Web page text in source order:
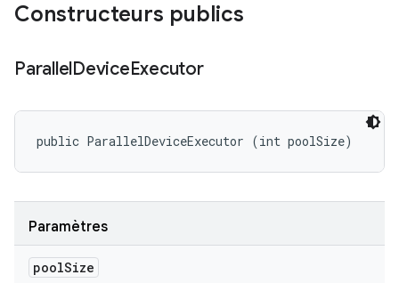
Constructeurs publics
ParallelDeviceExecutor
public ParallelDeviceExecutor (int poolSize)
Paramètres
poolSize